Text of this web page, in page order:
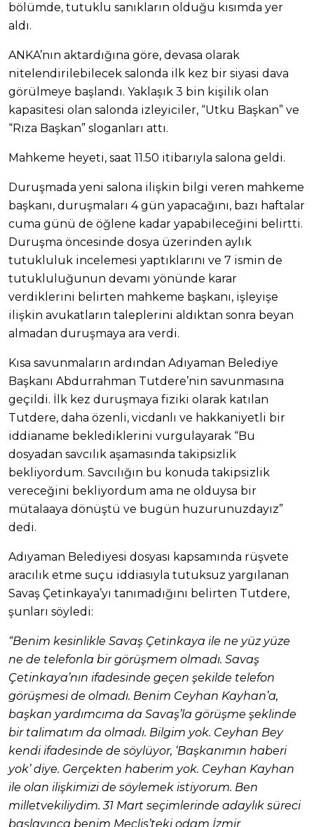
bölümde, tutuklu sanıkların olduğu kısımda yer
aldı.
ANKA’nın aktardığına göre, devasa olarak
nitelendirilebilecek salonda ilk kez bir siyasi dava
görülmeye başlandı. Yaklaşık 3 bin kişilik olan
kapasitesi olan salonda izleyiciler, “Utku Başkan” ve
“Rıza Başkan” sloganları attı.
Mahkeme heyeti, saat 11.50 itibarıyla salona geldi.
Duruşmada yeni salona ilişkin bilgi veren mahkeme
başkanı, duruşmaları 4 gün yapacağını, bazı haftalar
cuma günü de öğlene kadar yapabileceğini belirtti.
Duruşma öncesinde dosya üzerinden aylık
tutukluluk incelemesi yaptıklarını ve 7 ismin de
tutukluluğunun devamı yönünde karar
verdiklerini belirten mahkeme başkanı, işleyişe
ilişkin avukatların taleplerini aldıktan sonra beyan
almadan duruşmaya ara verdi.
Kısa savunmaların ardından Adıyaman Belediye
Başkanı Abdurrahman Tutdere’nin savunmasına
geçildi. İlk kez duruşmaya fiziki olarak katılan
Tutdere, daha özenli, vicdanlı ve hakkaniyetli bir
iddianame beklediklerini vurgulayarak “Bu
dosyadan savcılık aşamasında takipsizlik
bekliyordum. Savcılığın bu konuda takipsizlik
vereceğini bekliyordum ama ne olduysa bir
mütalaaya dönüştü ve bugün huzurunuzdayız”
dedi.
Adıyaman Belediyesi dosyası kapsamında rüşvete
aracılık etme suçu iddiasıyla tutuksuz yargılanan
Savaş Çetinkaya’yı tanımadığını belirten Tutdere,
şunları söyledi:
“Benim kesinlikle Savaş Çetinkaya ile ne yüz yüze
ne de telefonla bir görüşmem olmadı. Savaş
Çetinkaya’nın ifadesinde geçen şekilde telefon
görüşmesi de olmadı. Benim Ceyhan Kayhan’a,
başkan yardımcıma da Savaş’la görüşme şeklinde
bir talimatım da olmadı. Bilgim yok. Ceyhan Bey
kendi ifadesinde de söylüyor, ‘Başkanımın haberi
yok’ diye. Gerçekten haberim yok. Ceyhan Kayhan
ile olan ilişkimizi de söylemek istiyorum. Ben
milletvekiliydim. 31 Mart seçimlerinde adaylık süreci
başlayınca benim Meclis’teki odam İzmir